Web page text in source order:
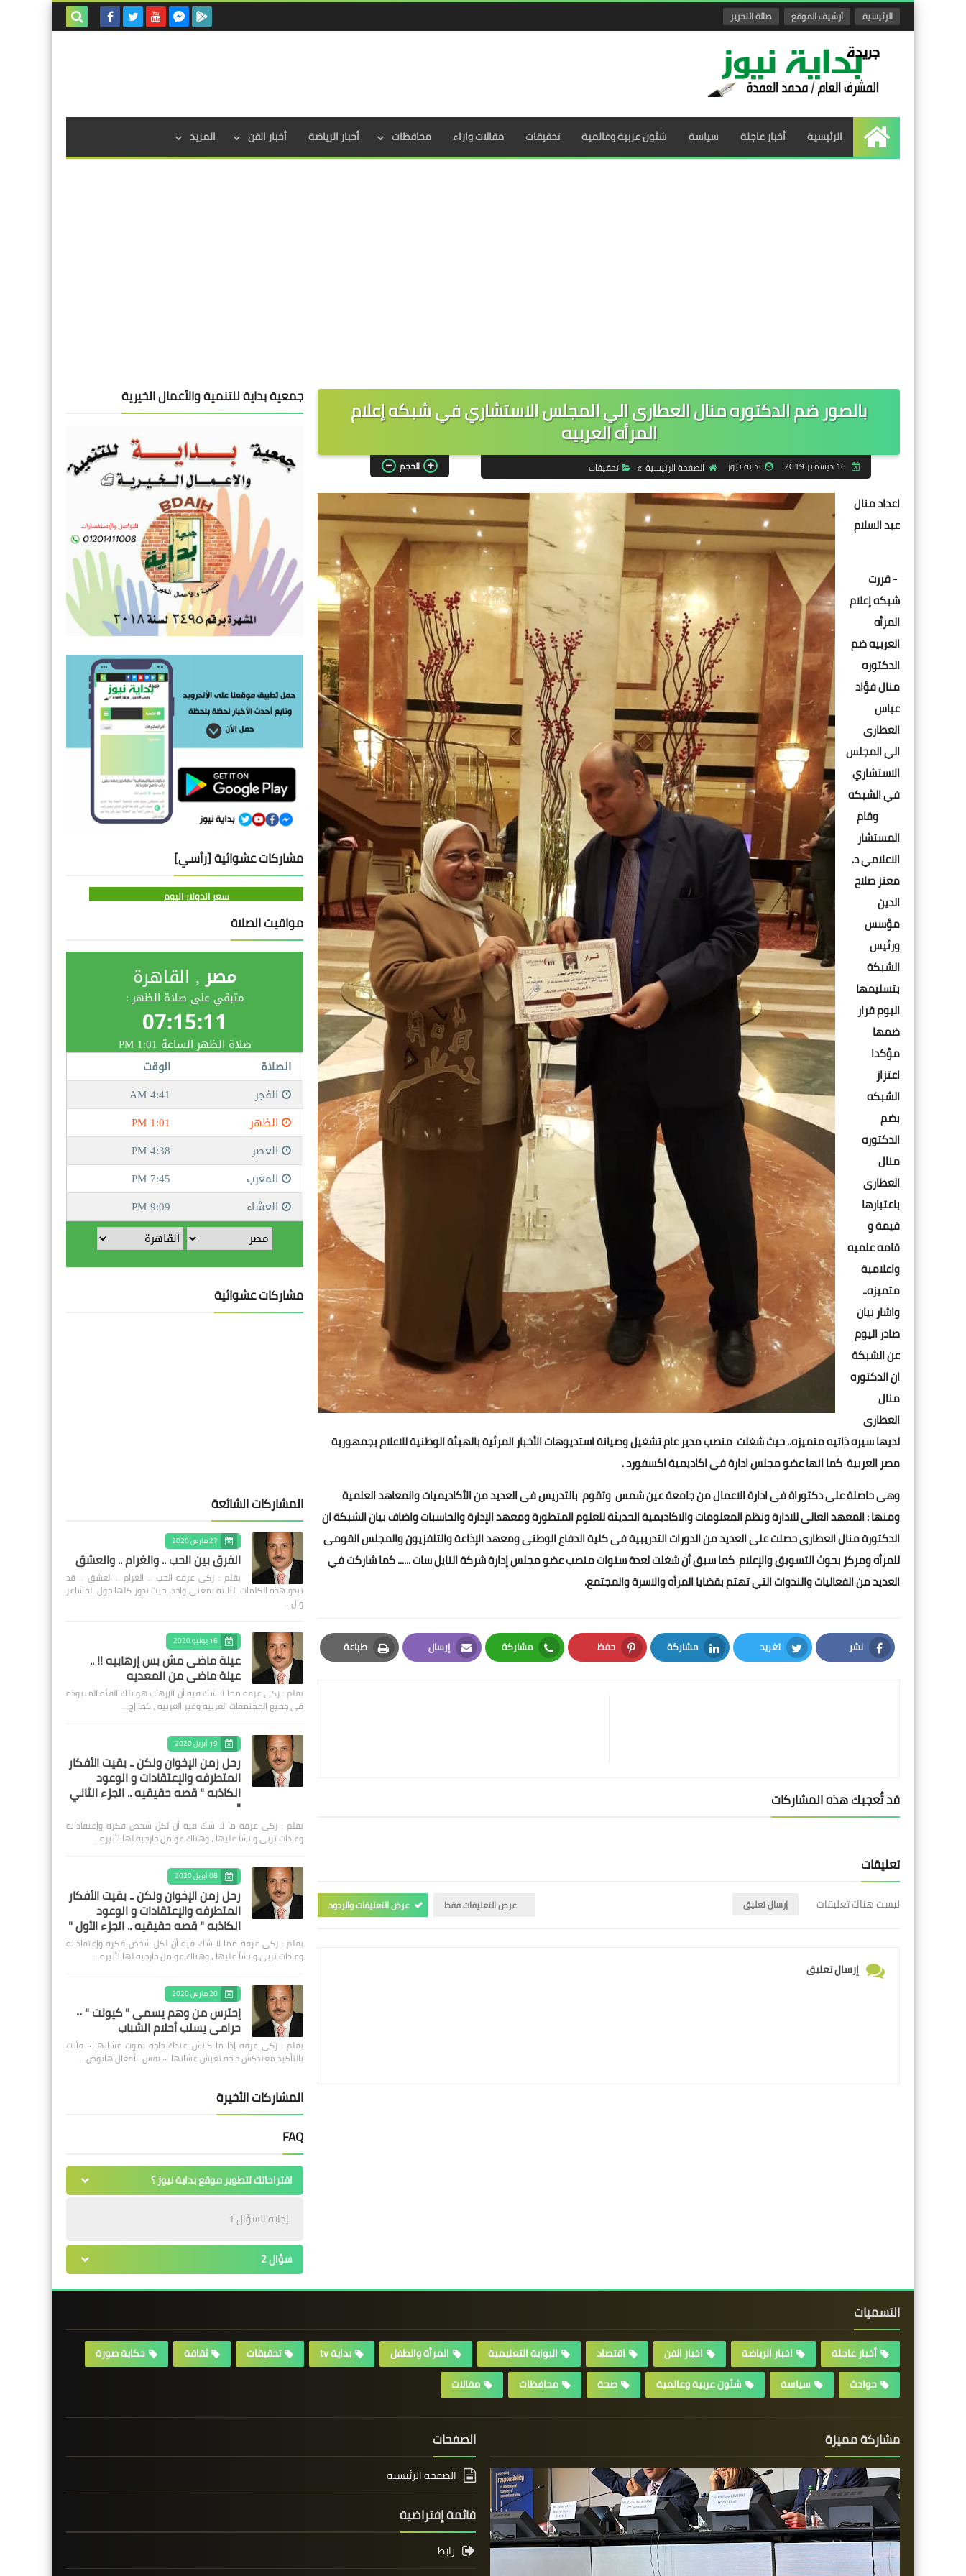
الرئيسية أرشيف الموقع صالة التحرير
الرئيسية
الرئيسية أخبار عاجلة سياسة شئون عربية وعالمية تحقيقات مقالات واراء محافظات أخبار الرياضة أخبار الفن المزيد
بالصور ضم الدكتوره منال العطارى الي المجلس الاستشاري في شبكه إعلام
المرأه العربيه
16 ديسمبر 2019 بداية نيوز الصفحة الرئيسية تحقيقات الحجم
اعداد منال
عبد السلام
- قررت
شبكه إعلام
المرأه
العربيه ضم
الدكتوره
منال فؤاد
عباس
العطارى
الي المجلس
الاستشاري
في الشبكه
وقام
المستشار
الاعلامي د.
معتز صلاح
الدين
مؤسس
ورئيس
الشبكة
بتسليمها
اليوم قرار
ضمها
مؤكدا
اعتزاز
الشبكه
بضم
الدكتوره
منال
العطارى
باعتبارها
قيمة و
قامه علميه
واعلامية
متميزه..
واشار بيان
صادر اليوم
عن الشبكة
ان الدكتوره
منال
العطارى
لديها سيره ذاتيه متميزه.. حيث شغلت منصب مدير عام تشغيل وصيانة استديوهات الأخبار المرئية بالهيئة الوطنية للاعلام بجمهورية
مصر العربية كما انها عضو مجلس ادارة فى اكاديمية اكسفورد .
وهى حاصلة على دكتوراة فى ادارة الاعمال من جامعة عين شمس وتقوم بالتدريس فى العديد من الأكاديميات والمعاهد العلمية
ومنها : المعهد العالى للادارة ونظم المعلومات والاكاديمية الحديثة للعلوم المتطورة ومعهد الإدارة والحاسبات واضاف بيان الشبكة ان
الدكتورة منال العطارى حصلت على العديد من الدورات التدريبية فى كلية الدفاع الوطنى ومعهد الإذاعة والتلفزيون والمجلس القومى
للمرأه ومركز بحوث التسويق والإعلام كما سبق أن شغلت لعدة سنوات منصب عضو مجلس إدارة شركة النايل سات ...... كما شاركت في
العديد من الفعاليات والندوات التي تهتم بقضايا المرأه والاسرة والمجتمع.
نشر
Facebook
تغريد
Twitter
مشاركة
LinkedIn
حفظ
Pinterest
مشاركة
Whatsapp
إرسال
Email
طباعة
Print
قد تُعجبك هذه المشاركات
تعليقات
ليست هناك تعليقات إرسال تعليق عرض التعليقات فقط عرض التعليقات والردود
إرسال تعليق
جمعية بداية للتنمية والأعمال الخيرية
مشاركات عشوائية [رأسي]
سعر الدولار اليوم
مواقيت الصلاة
مشاركات عشوائية
المشاركات الشائعة
27 مارس 2020
الفرق بين الحب .. والغرام .. والعشق
بقلم : زكى عرفه الحب .. الغرام .. العشق .. قد
تبدو هذه الكلمات الثلاثه بمعنى واحد، حيث تدور كلها حول المشاعر
وال…
16 يوليو 2020
عيلة ماضى مش بس إرهابيه !! ..
عيلة ماضى من المعديه
بقلم : زكى عرفه مما لا شك فيه أن الإرهاب هو تلك الفئه المنبوذه
فى جميع المجتمعات العربيه وغير العربيه ، كما إج…
19 أبريل 2020
رحل زمن الإخوان ولكن .. بقيت الأفكار
المتطرفه والإعتقادات و الوعود
الكاذبه " قصه حقيقيه .. الجزء الثاني
"
بقلم : زكى عرفه ‎ما لا شك فيه أن لكل شخص فكره وإعتقاداته
وعادات تربى و نشأ عليها ، وهناك عوامل خارجيه لها تأثيره…
08 أبريل 2020
رحل زمن الإخوان ولكن .. بقيت الأفكار
المتطرفه والإعتقادات و الوعود
الكاذبه " قصه حقيقيه .. الجزء الأول "
بقلم : زكى عرفه مما لا شك فيه أن لكل شخص فكره وإعتقاداته
وعادات تربى و نشأ عليها ، وهناك عوامل خارجيه لها تأثيره…
20 مارس 2020
إحترس من وهم يسمى " كيونت " ٠٠
حرامى يسلب أحلام الشباب
بقلم : زكى عرفه ‎إذا ما كانش عندك حاجه تموت عشانها ٠٠ فأنت
بالتأكيد معندكش حاجه تعيش عشانها ٠٠ نفس الأفعال هاتوص…
المشاركات الأخيرة
FAQ
اقتراحاتك لتطوير موقع بداية نيوز ؟
إجابه السؤال 1
سؤال 2
التسميات
أخبار عاجلة اخبار الرياضة اخبار الفن اقتصاد البوابة التعليمية المرأة والطفل بداية tv تحقيقات ثقافة
حكاية صورة
حوادث
سياسة شئون عربية وعالمية صحة محافظات مقالات
مشاركة مميزة الصفحات
الصفحة الرئيسية
قائمة إفتراضية
رابط